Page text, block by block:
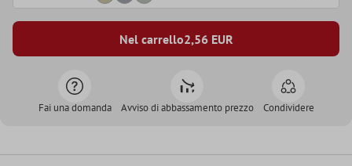
Nel carrello2,56EUR
Fai una domanda Avviso di abbassamento prezzo Condividere